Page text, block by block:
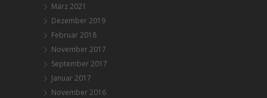
März 2021
Dezember 2019
Februar 2018
November 2017
September 2017
Januar 2017
November 2016